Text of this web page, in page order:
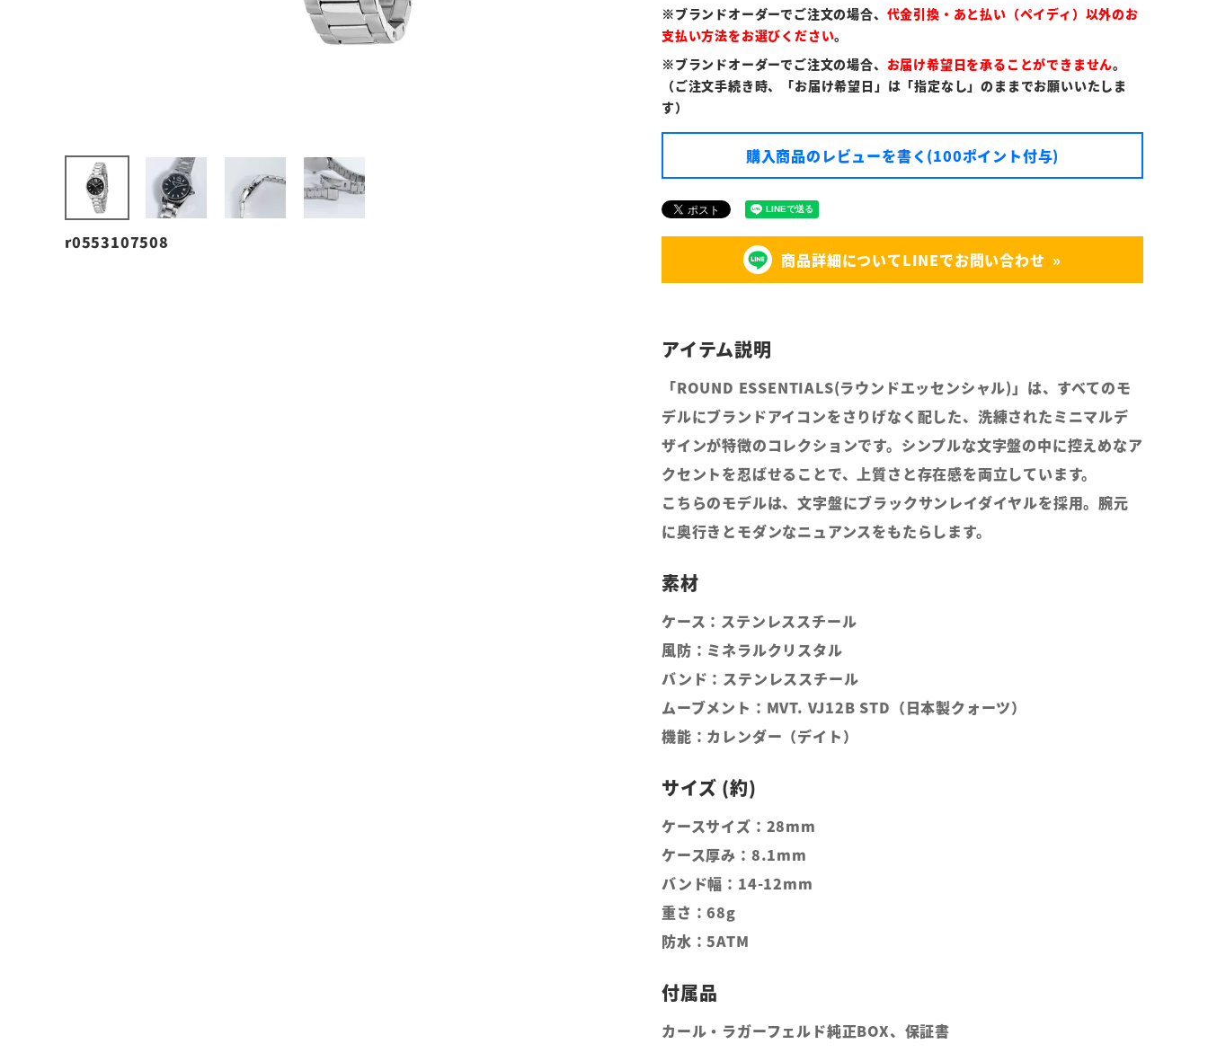
r0553107508
※ブランドオーダーでご注文の場合、 代金引換・あと払い（ペイディ）以外のお
支払い方法をお選びください。
※ブランドオーダーでご注文の場合、 お届け希望日を承ることができません。
（ご注文手続き時、「お届け希望日」は「指定なし」のままでお願いいたしま
す）
購入商品のレビューを書く(100ポイント付与)
商品詳細についてLINEでお問い合わせ
「ROUND ESSENTIALS(ラウンドエッセンシャル)」は、すべてのモ
デルにブランドアイコンをさりげなく配した、洗練されたミニマルデ
ザインが特徴のコレクションです。シンプルな文字盤の中に控えめなア
クセントを忍ばせることで、上質さと存在感を両立しています。
こちらのモデルは、文字盤にブラックサンレイダイヤルを採用。腕元
に奥行きとモダンなニュアンスをもたらします。
ケース：ステンレススチール
風防：ミネラルクリスタル
バンド：ステンレススチール
ムーブメント：MVT. VJ12B STD（日本製クォーツ）
機能：カレンダー（デイト）
ケースサイズ：28mm
ケース厚み：8.1mm
バンド幅：14-12mm
重さ：68g
防水：5ATM
カール・ラガーフェルド純正BOX、保証書